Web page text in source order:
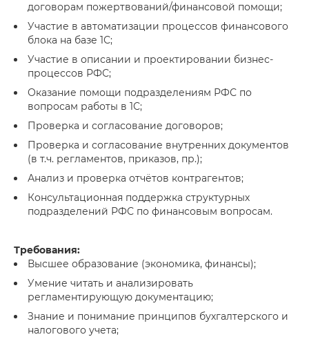
договорам пожертвований/финансовой помощи;
Участие в автоматизации процессов финансового
блока на базе 1С;
Участие в описании и проектировании бизнес-
процессов РФС;
Оказание помощи подразделениям РФС по
вопросам работы в 1С;
Проверка и согласование договоров;
Проверка и согласование внутренних документов
(в т.ч. регламентов, приказов, пр.);
Анализ и проверка отчётов контрагентов;
Консультационная поддержка структурных
подразделений РФС по финансовым вопросам.
Требования:
Высшее образование (экономика, финансы);
Умение читать и анализировать
регламентирующую документацию;
Знание и понимание принципов бухгалтерского и
налогового учета;